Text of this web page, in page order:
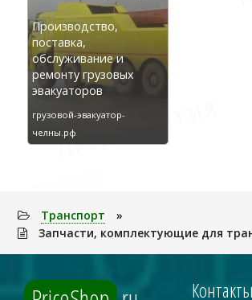
Производство,
поставка,
обслуживание и
ремонту грузовых
эвакуаторов
грузовой-эвакуатор-
челны.рф
Транспорт
»
Запчасти, комплектующие для